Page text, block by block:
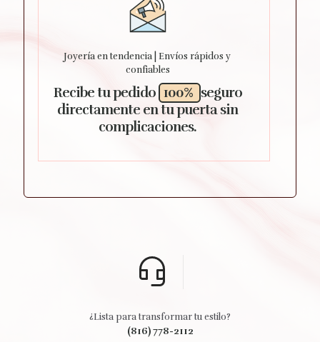
Recibe tu pedido 100% seguro
directamente en tu puerta sin
complicaciones.
Joyería en tendencia | Envíos rápidos y
confiables
(816) 778-2112
¿Lista para transformar tu estilo?